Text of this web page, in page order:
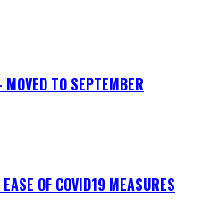
TO SEPTEMBER
OF COVID19 MEASURES